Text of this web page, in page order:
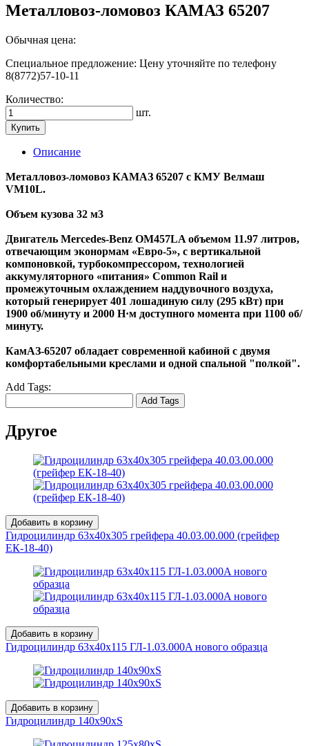
Металловоз-ломовоз КАМАЗ 65207
Обычная цена:
Специальное предложение: Цену уточняйте по телефону
8(8772)57-10-11
Количество:
шт.
Купить
Описание
Металловоз-ломовоз КАМАЗ 65207 c КМУ Велмаш
VM10L.
Объем кузова 32 м3
Двигатель Mercedes-Benz OM457LA объемом 11.97 литров,
отвечающим эконормам «Евро-5», с вертикальной
компоновкой, турбокомпрессором, технологией
аккумуляторного «питания» Common Rail и
промежуточным охлаждением наддувочного воздуха,
который генерирует 401 лошадиную силу (295 кВт) при
1900 об/минуту и 2000 Н·м доступного момента при 1100 об/
минуту.
КамАЗ-65207 обладает современной кабиной с двумя
комфортабельными креслами и одной спальной "полкой".
Add Tags:
Add Tags
Другое
Добавить в корзину
Гидроцилиндр 63x40х305 грейфера 40.03.00.000 (грейфер
ЕК-18-40)
Добавить в корзину
Гидроцилиндр 63x40х115 ГЛ-1.03.000A нового образца
Добавить в корзину
Гидроцилиндр 140х90хS